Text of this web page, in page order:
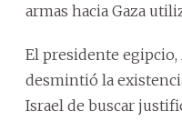
armas hacia Gaza
El presidente egipcio,
desmintió la
Israel de buscar